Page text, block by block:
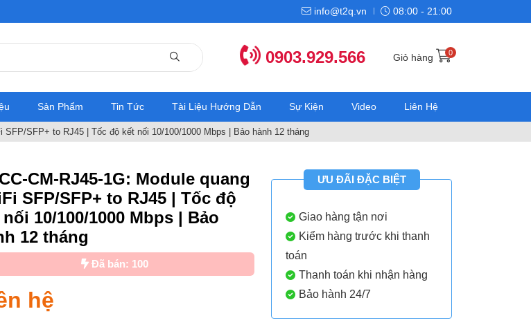
info@t2q.vn 08:00 - 21:00
0903.929.566 Giỏ hàng 0
Sản Phẩm Tin Tức Tài Liệu Hướng Dẫn Sự Kiện Video Liên Hệ
SFP/SFP+ to RJ45 | Tốc độ kết nối 10/100/1000 Mbps | Bảo hành 12 tháng
CM-RJ45-1G: Module quang
SFP/SFP+ to RJ45 | Tốc độ
10/100/1000 Mbps | Bảo
12 tháng
Đã bán: 100
hệ
ƯU ĐÃI ĐẶC BIỆT
Giao hàng tận nơi
Kiểm hàng trước khi thanh
toán
Thanh toán khi nhận hàng
Bảo hành 24/7